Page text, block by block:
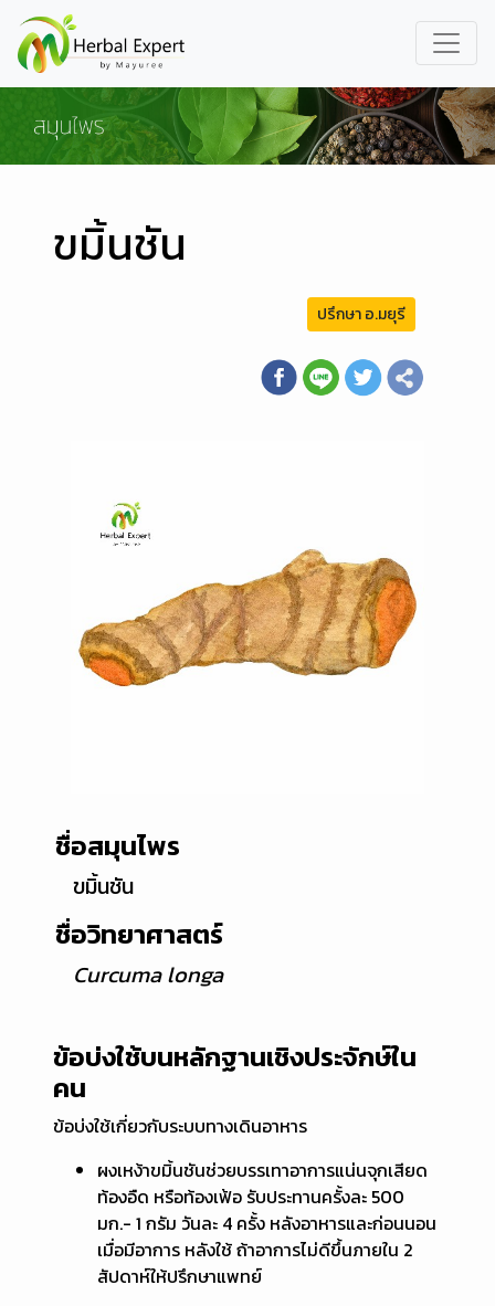
ขมิ้นชัน
ปรึกษา อ.มยุรี
ชื่อสมุนไพร
ขมิ้นชัน
ชื่อวิทยาศาสตร์
Curcuma longa
ข้อบ่งใช้บนหลักฐานเชิงประจักษ์ใน
คน
ข้อบ่งใช้เกี่ยวกับระบบทางเดินอาหาร
ผงเหง้าขมิ้นชันช่วยบรรเทาอาการแน่นจุกเสียด
ท้องอืด หรือท้องเฟ้อ รับประทานครั้งละ 500
มก.- 1 กรัม วันละ 4 ครั้ง หลังอาหารและก่อนนอน
เมื่อมีอาการ หลังใช้ ถ้าอาการไม่ดีขึ้นภายใน 2
สัปดาห์ให้ปรึกษาแพทย์